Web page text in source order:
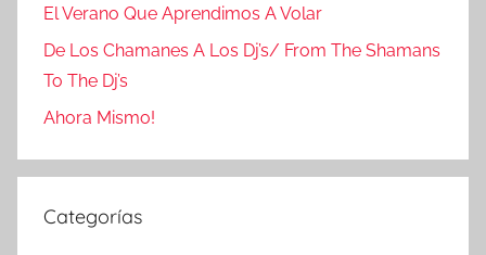
El Verano Que Aprendimos A Volar
De Los Chamanes A Los Dj’s/ From The Shamans
To The Dj’s
Ahora Mismo!
Categorías